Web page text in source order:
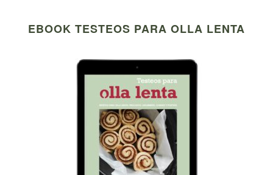
EBOOK TESTEOS PARA OLLA LENTA